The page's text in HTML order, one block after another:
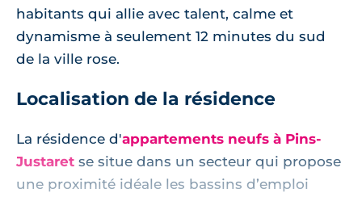
habitants qui allie avec talent, calme et
dynamisme à seulement 12 minutes du sud
de la ville rose.
Localisation de la résidence
La résidence d'appartements neufs à Pins-
Justaret se situe dans un secteur qui propose
une proximité idéale les bassins d’emploi